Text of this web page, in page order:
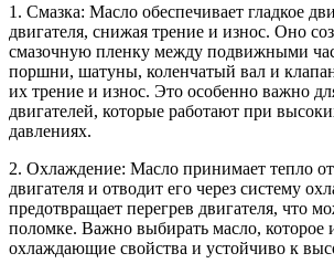
1. Смазка: Масло обеспечивает гладкое
двигателя, снижая трение и износ. Оно
смазочную пленку между подвижными
поршни, шатуны, коленчатый вал и
их трение и износ. Это особенно важно
двигателей, которые работают при
давлениях.
2. Охлаждение: Масло принимает тепло от
двигателя и отводит его через систему
предотвращает перегрев двигателя, что
поломке. Важно выбирать масло, которое
охлаждающие свойства и устойчиво к